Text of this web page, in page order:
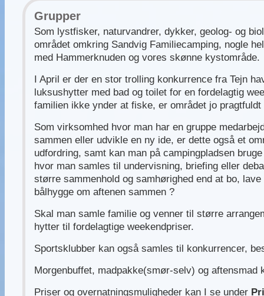
Grupper
Som lystfisker, naturvandrer, dykker, geolog- og
området omkring Sandvig Familiecamping, nogle
med Hammerknuden og vores skønne kystområde.
I April er der en stor trolling konkurrence fra Tejn
luksushytter med bad og toilet for en fordelagtig
familien ikke ynder at fiske, er området jo
Som virksomhed hvor man har en gruppe
sammen eller udvikle en ny ide, er dette også et
udfordring, samt kan man på campingpladsen
hvor man samles til undervisning, briefing eller
større sammenhold og samhørighed end at bo,
bålhygge om aftenen sammen ?
Skal man samle familie og venner til større
hytter til fordelagtige weekendpriser.
Sportsklubber kan også samles til konkurrencer,
Morgenbuffet, madpakke(smør-selv) og aftensmad
Priser og overnatningsmuligheder kan I se under